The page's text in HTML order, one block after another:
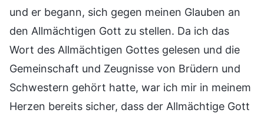
und er begann, sich gegen meinen Glauben an
den Allmächtigen Gott zu stellen. Da ich das
Wort des Allmächtigen Gottes gelesen und die
Gemeinschaft und Zeugnisse von Brüdern und
Schwestern gehört hatte, war ich mir in meinem
Herzen bereits sicher, dass der Allmächtige Gott